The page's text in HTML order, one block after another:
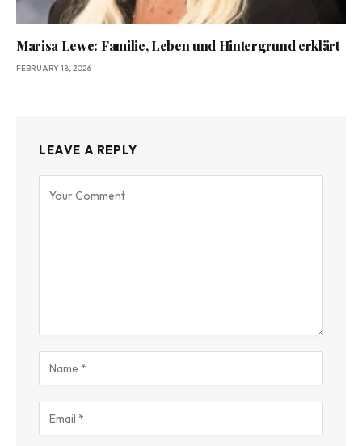
Marisa Lewe: Familie, Leben und Hintergrund erklärt
FEBRUARY 18, 2026
LEAVE A REPLY